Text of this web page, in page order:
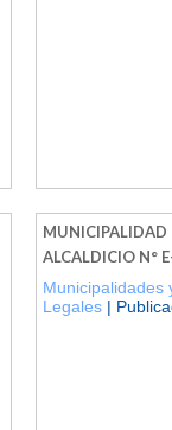
MUNICIPALIDAD
ALCALDICIO N°
Municipalidades
Legales |